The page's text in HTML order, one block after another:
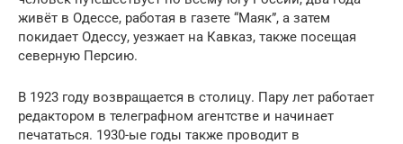
живёт в Одессе, работая в газете “Маяк”, а затем
покидает Одессу, уезжает на Кавказ, также посещая
северную Персию.
В 1923 году возвращается в столицу. Пару лет работает
редактором в телеграфном агентстве и начинает
печататься. 1930-ые годы также проводит в